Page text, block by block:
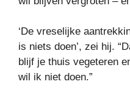
‘De vreselijke
is niets doen’, zei hij.
blijf je thuis vegeteren
wil ik niet doen.”